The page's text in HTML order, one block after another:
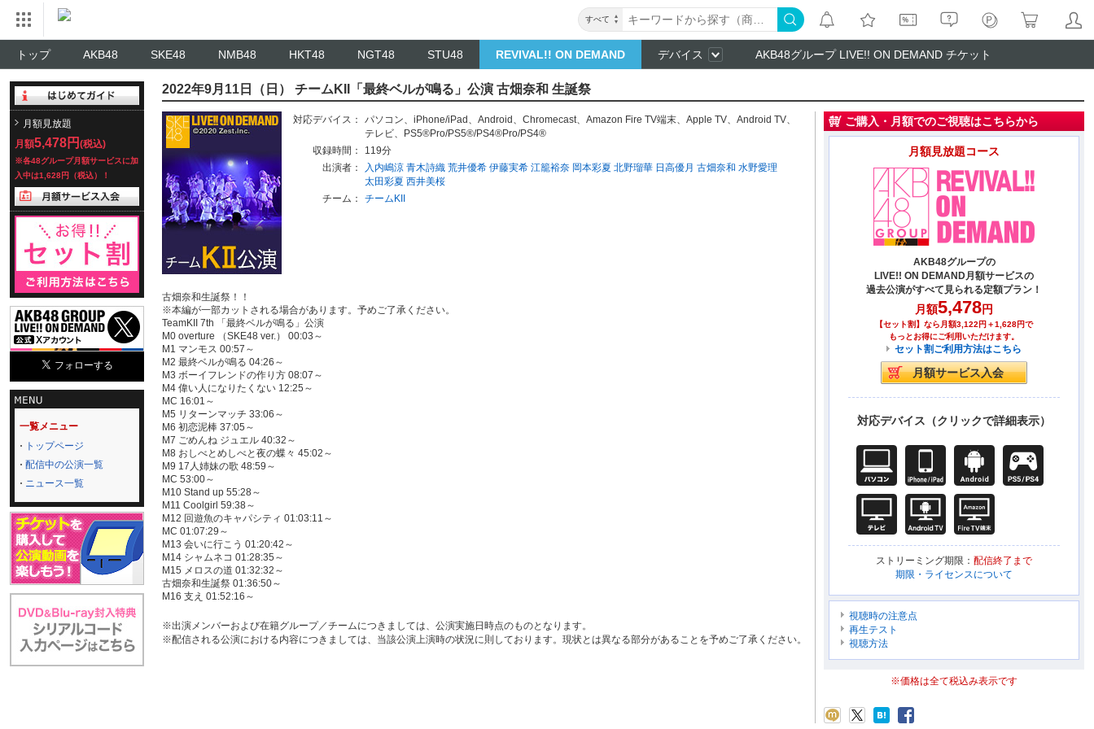
すべて
トップ AKB48 SKE48 NMB48 HKT48 NGT48 STU48 REVIVAL!! ON DEMAND デバイス AKB48グループ LIVE!! ON DEMAND チケット
月額見放題
月額5,478円 (税込)
※各48グループ月額サービスに加
入中は1,628円（税込）！
一覧メニュー
トップページ
配信中の公演一覧
ニュース一覧
2022年9月11日（日） チームKII「最終ベルが鳴る」公演 古畑奈和 生誕祭
対応デバイス： パソコン、 iPhone/iPad 、 Android 、 Chromecast、 Amazon Fire TV端末、 Apple TV、 Android TV、
テレビ、
PS5®Pro/PS5®/PS4®Pro/PS4®
収録時間：
119分
出演者：
入内嶋涼 青木詩織 荒井優希 伊藤実希 江籠裕奈 岡本彩夏 北野瑠華 日高優月 古畑奈和 水野愛理
太田彩夏 西井美桜
チーム：
チームKII
古畑奈和生誕祭！！
※本編が一部カットされる場合があります。予めご了承ください。
TeamKII 7th 「最終ベルが鳴る」公演
M0 overture （SKE48 ver.） 00:03～
M1 マンモス 00:57～
M2 最終ベルが鳴る 04:26～
M3 ボーイフレンドの作り方 08:07～
M4 偉い人になりたくない 12:25～
MC 16:01～
M5 リターンマッチ 33:06～
M6 初恋泥棒 37:05～
M7 ごめんね ジュエル 40:32～
M8 おしべとめしべと夜の蝶々 45:02～
M9 17人姉妹の歌 48:59～
MC 53:00～
M10 Stand up 55:28～
M11 Coolgirl 59:38～
M12 回遊魚のキャパシティ 01:03:11～
MC 01:07:29～
M13 会いに行こう 01:20:42～
M14 シャムネコ 01:28:35～
M15 メロスの道 01:32:32～
古畑奈和生誕祭 01:36:50～
M16 支え 01:52:16～
※出演メンバーおよび在籍グループ／チームにつきましては、公演実施日時点のものとなります。
※配信される公演における内容につきましては、当該公演上演時の状況に則しております。現状とは異なる部分があることを予めご了承ください。
ご購入・月額でのご視聴はこちらから
月額見放題コース
AKB48グループの
LIVE!! ON DEMAND月額サービスの
過去公演がすべて見られる定額プラン！
月額5,478円
【セット割】なら月額3,122円＋1,628円で
もっとお得にご利用いただけます。
セット割ご利用方法はこちら
対応デバイス（クリックで詳細表示）
ストリーミング期限： 配信終了まで
期限・ライセンスについて
視聴時の注意点
再生テスト
視聴方法
※価格は全て税込み表示です